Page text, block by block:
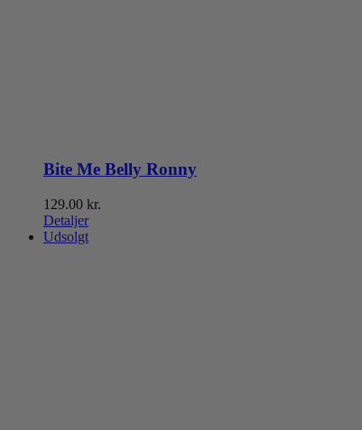
Bite Me Belly Ronny
129.00 kr.
Detaljer
Udsolgt